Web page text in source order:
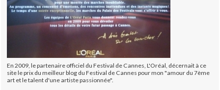
En 2009, le partenaire officiel du Festival de Cannes, L'Oréal, décernait à ce
site le prix du meilleur blog du Festival de Cannes pour mon "amour du 7ème
art et le talent d'une artiste passionnée".